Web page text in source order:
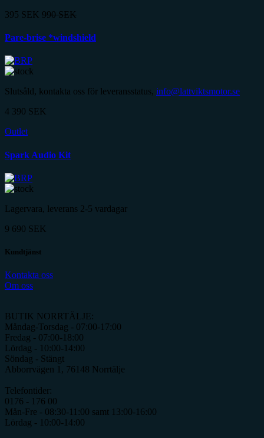
395 SEK 990 SEK
Pare-brise *windshield
Slutsåld, kontakta oss för leveransstatus, info@lattviktsmotor.se
4 390 SEK
Outlet
Spark Audio Kit
Lagervara, leverans 2-5 vardagar
9 690 SEK
Kundtjänst
Kontakta oss
Om oss
BUTIK NORRTÄLJE:
Måndag-Torsdag - 07:00-17:00
Fredag - 07:00-18:00
Lördag - 10:00-14:00
Söndag - Stängt
Abborrvägen 1, 76148 Norrtälje
Telefontider:
0176 - 176 00
Mån-Fre - 08:30-11:00 samt 13:00-16:00
Lördag - 10:00-14:00